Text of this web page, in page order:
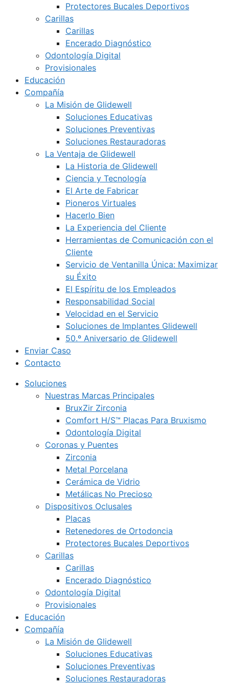
Protectores Bucales Deportivos
Carillas
Carillas
Encerado Diagnóstico
Odontología Digital
Provisionales
Educación
Compañía
La Misión de Glidewell
Soluciones Educativas
Soluciones Preventivas
Soluciones Restauradoras
La Ventaja de Glidewell
La Historia de Glidewell
Ciencia y Tecnología
El Arte de Fabricar
Pioneros Virtuales
Hacerlo Bien
La Experiencia del Cliente
Herramientas de Comunicación con el
Cliente
Servicio de Ventanilla Única: Maximizar
su Éxito
El Espíritu de los Empleados
Responsabilidad Social
Velocidad en el Servicio
Soluciones de Implantes Glidewell
50.º Aniversario de Glidewell
Enviar Caso
Contacto
Soluciones
Nuestras Marcas Principales
BruxZir Zirconia
Comfort H/S™ Placas Para Bruxismo
Odontología Digital
Coronas y Puentes
Zirconia
Metal Porcelana
Cerámica de Vidrio
Metálicas No Precioso
Dispositivos Oclusales
Placas
Retenedores de Ortodoncia
Protectores Bucales Deportivos
Carillas
Carillas
Encerado Diagnóstico
Odontología Digital
Provisionales
Educación
Compañía
La Misión de Glidewell
Soluciones Educativas
Soluciones Preventivas
Soluciones Restauradoras